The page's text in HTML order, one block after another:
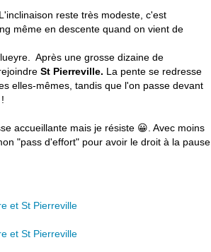
reste très modeste, c'est
même en descente quand on vient de
Après une grosse dizaine de
St Pierreville. La pente se redresse
elles-mêmes, tandis que l'on passe devant
accueillante mais je résiste 😀. Avec moins
"pass d'effort" pour avoir le droit à la pause